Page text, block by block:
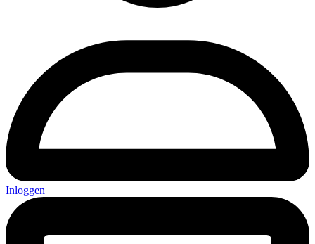
Inloggen